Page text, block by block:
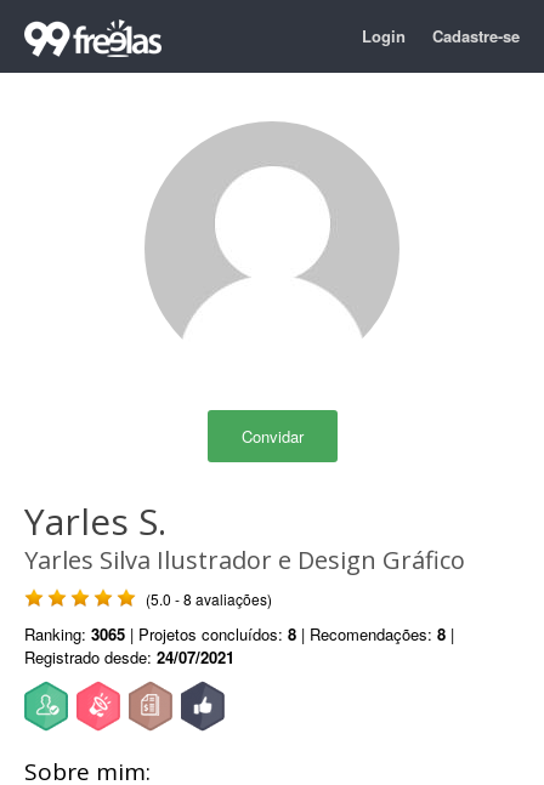
Login Cadastre-se
Convidar
Yarles S.
Yarles Silva Ilustrador e Design Gráfico
(5.0 - 8 avaliações)
Ranking: 3065 | Projetos concluídos: 8 | Recomendações: 8 |
Registrado desde: 24/07/2021
Sobre mim: